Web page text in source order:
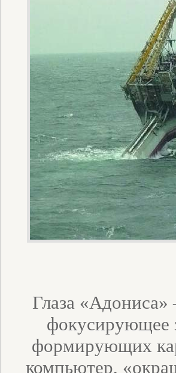
Глаза
фокусирующее
формирующих
компьютер,